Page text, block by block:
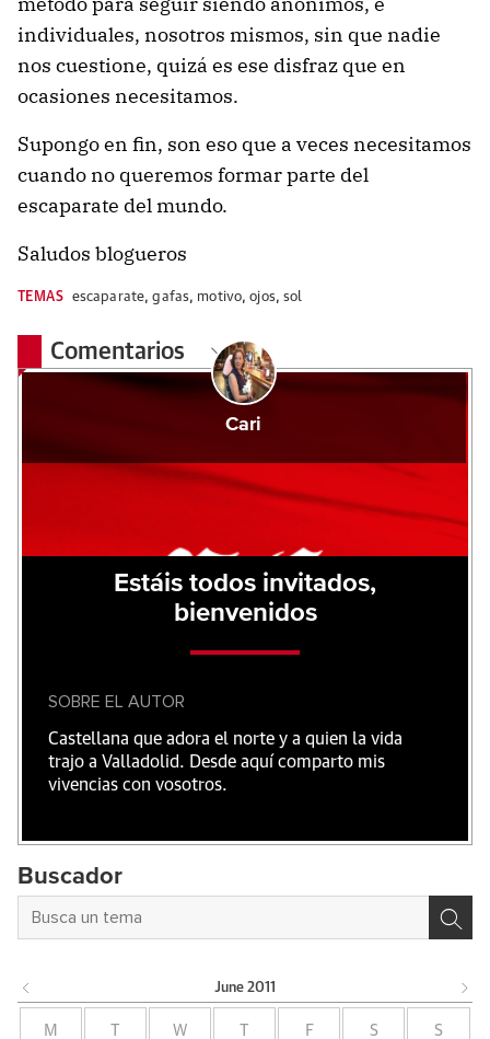
individuales, nosotros mismos, sin que nadie
nos cuestione, quizá es ese disfraz que en
ocasiones necesitamos.
Supongo en fin, son eso que a veces necesitamos
cuando no queremos formar parte del
escaparate del mundo.
Saludos blogueros
TEMAS escaparate,gafas, motivo,ojos,sol
Comentarios
Cari
Estáis todos invitados,
bienvenidos
SOBRE EL AUTOR
Castellana que adora el norte y a quien la vida
trajo a Valladolid. Desde aquí comparto mis
vivencias con vosotros.
Buscador
June 2011
M W F S S